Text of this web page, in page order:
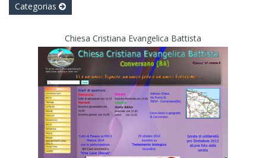
Categorias
Chiesa Cristiana Evangelica Battista